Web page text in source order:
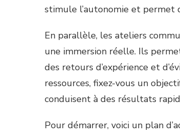
stimule l’autonomie et permet
En parallèle, les ateliers
une immersion réelle. Ils
des retours d’expérience et
ressources, fixez-vous un
conduisent à des résultats
Pour démarrer, voici un plan